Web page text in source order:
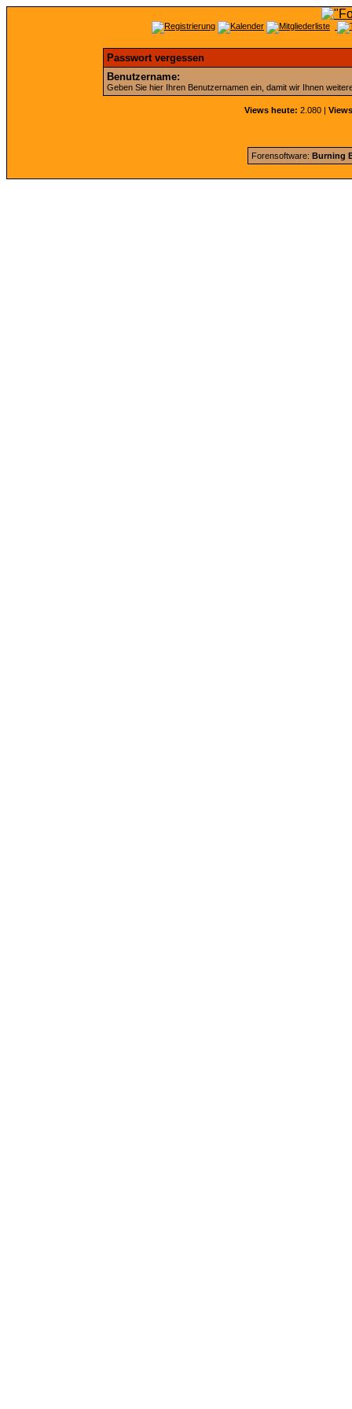
Passwort vergessen
Benutzername:
Geben Sie hier Ihren Benutzernamen ein, damit wir Ihnen
Views heute: 2.080 |
Forensoftware: Burning